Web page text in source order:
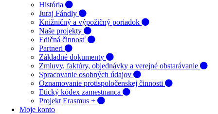
História
Juraj Fándly
Knižničný a výpožičný poriadok
Naše projekty
Edičná činnosť
Partneri
Základné dokumenty
Zmluvy, faktúry, objednávky a verejné obstarávanie
Spracovanie osobných údajov
Oznamovanie protispoločenskej činnosti
Etický kódex zamestnanca
Projekt Erasmus +
Moje konto